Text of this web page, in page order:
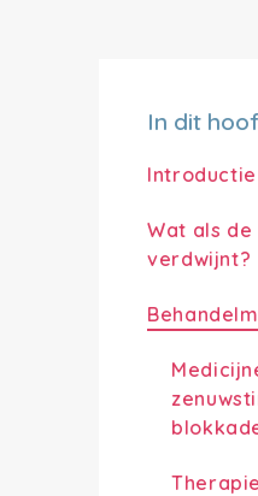
In dit
Introductie
Wat als
verdwijnt?